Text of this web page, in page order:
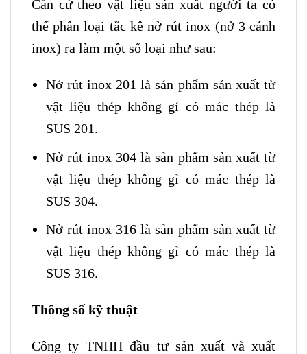
Căn cứ theo vật liệu sản xuất người ta có
thể phân loại tắc kê nở rút inox (nở 3 cánh
inox) ra làm một số loại như sau:
Nở rút inox 201 là sản phẩm sản xuất từ
vật liệu thép không gỉ có mác thép là
SUS 201.
Nở rút inox 304 là sản phẩm sản xuất từ
vật liệu thép không gỉ có mác thép là
SUS 304.
Nở rút inox 316 là sản phẩm sản xuất từ
vật liệu thép không gỉ có mác thép là
SUS 316.
Thông số kỹ thuật
Công ty TNHH đầu tư sản xuất và xuất